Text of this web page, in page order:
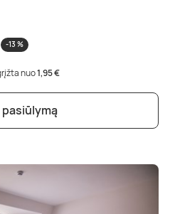
-13 %
nuo1,95 €